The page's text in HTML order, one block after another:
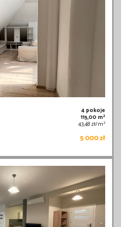
4 pokoje
115,00 m2
43,48 zł/m2
5 000 zł